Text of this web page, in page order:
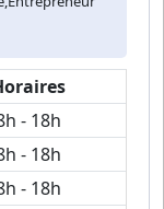
- 18h
- 18h
- 18h